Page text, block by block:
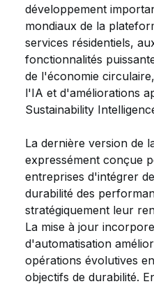
développement
mondiaux de la
services résidentiels,
fonctionnalités
de l'économie
l'IA et d'améliorations
Sustainability
La dernière version de
expressément conçue
entreprises d'intégrer
durabilité des
stratégiquement leur
La mise à jour
d'automatisation
opérations évolutives
objectifs de durabilité.